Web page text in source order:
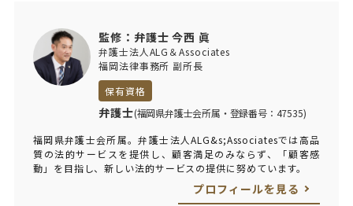
監修：弁護士 今西 眞
弁護士法人ALG＆Associates
福岡法律事務所 副所長
保有資格
弁護士(福岡県弁護士会所属・登録番号：47535)
福岡県弁護士会所属。弁護士法人ALG&s;Associatesでは高品
質の法的サービスを提供し、顧客満足のみならず、「顧客感
動」を目指し、新しい法的サービスの提供に努めています。
プロフィールを見る